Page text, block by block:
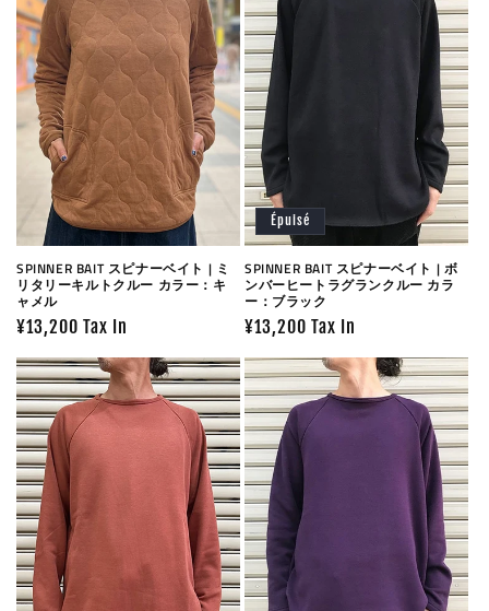
SPINNER BAIT スピナーベイト | ミ
リタリーキルトクルー カラー：キ
ャメル
Prix
¥13,200 Tax In
Épuisé
SPINNER BAIT スピナーベイト | ボ
ンバーヒートラグランクルー カラ
ー：ブラック
Prix
¥13,200 Tax In